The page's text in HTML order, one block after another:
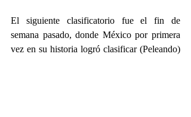
El siguiente clasificatorio fue el fin de
semana pasado, donde México por primera
vez en su historia logró clasificar (Peleando)